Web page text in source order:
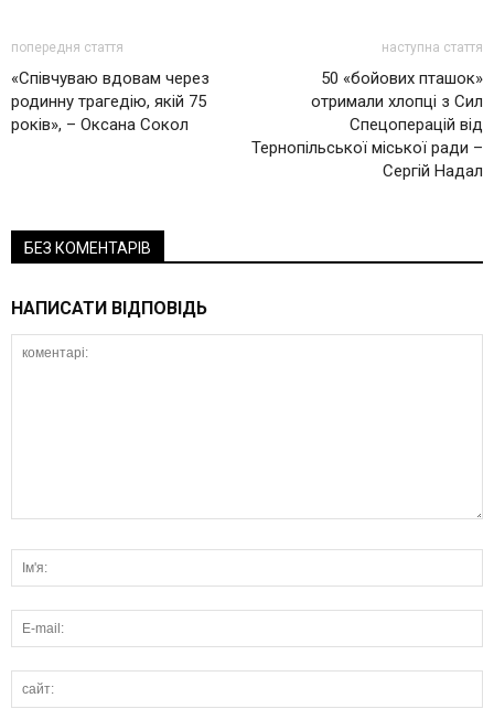
попередня стаття
«Співчуваю вдовам через
родинну трагедію, якій 75
років», – Оксана Сокол
наступна стаття
50 «бойових пташок»
отримали хлопці з Сил
Спецоперацій від
Тернопільської міської ради –
Сергій Надал
БЕЗ КОМЕНТАРІВ
НАПИСАТИ ВІДПОВІДЬ